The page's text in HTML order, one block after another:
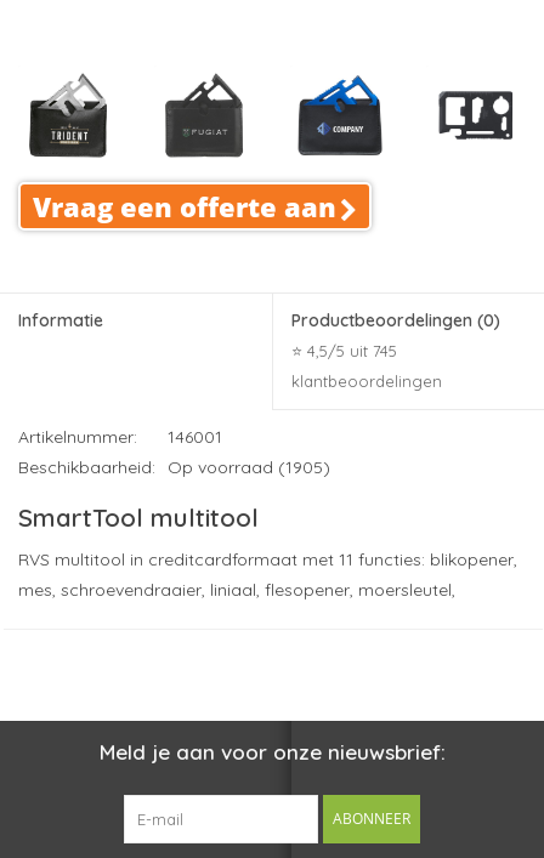
Vraag een offerte aan
Informatie Productbeoordelingen (0)
⭐ 4,5/5 uit 745
klantbeoordelingen
Artikelnummer:
146001
Beschikbaarheid:
Op voorraad (1905)
SmartTool multitool
RVS multitool in creditcardformaat met 11 functies: blikopener,
mes, schroevendraaier, liniaal, flesopener, moersleutel,
Drukformaat (indicatie): 50 x 20 mm.
Materiaal: staal
Ervaar de persoonlijke service van onsfamiliebedrijf sinds
Meld je aan voor onze nieuwsbrief:
ABONNEER